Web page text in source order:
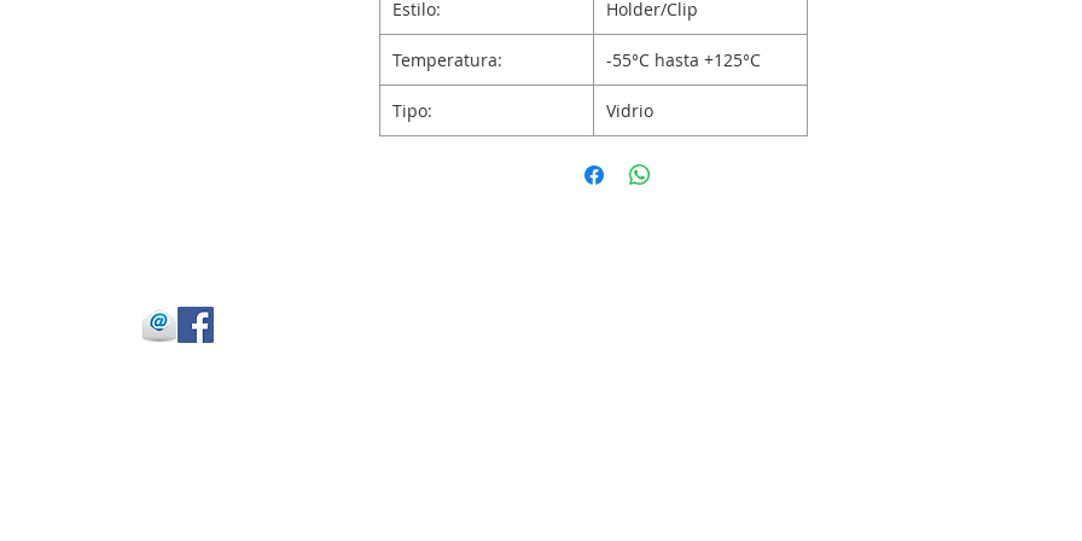
Estilo: Holder/Clip
Temperatura: -55°C hasta +125°C
Tipo: Vidrio